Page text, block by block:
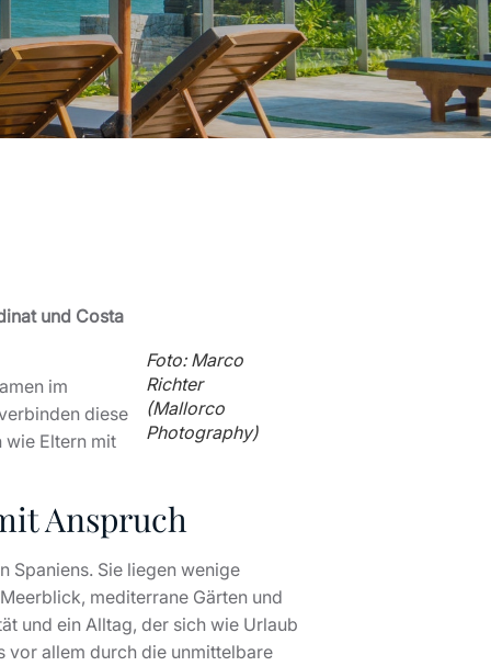
Foto: Marco
Richter
(Mallorco
Photography)
und Costa
im
diese
wie Eltern mit
Anspruch
Spaniens. Sie liegen wenige
mediterrane Gärten und
und ein Alltag, der sich wie Urlaub
vor allem durch die unmittelbare